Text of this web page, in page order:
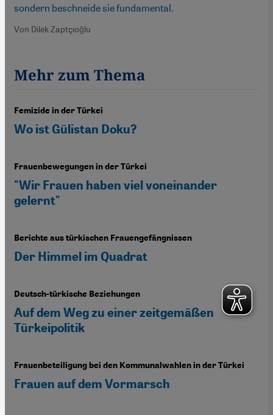
sondern beschneide sie fundamental.
Von Dilek Zaptçıoğlu
Mehr zum Thema
Femizide in der Türkei
Wo ist Gülistan Doku?
Frauenbewegungen in der Türkei
"Wir Frauen haben viel voneinander
gelernt"
Berichte aus türkischen Frauengefängnissen
Der Himmel im Quadrat
Deutsch-türkische Beziehungen
Auf dem Weg zu einer zeitgemäßen
Türkeipolitik
Frauenbeteiligung bei den Kommunalwahlen in der Türkei
Frauen auf dem Vormarsch